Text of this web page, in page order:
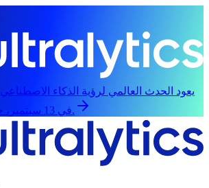
يعود الحدث العالمي لرؤية الذكاء الاصطناعي
في 13 سبتمبر، حضورياً وعبر الإنترنت.